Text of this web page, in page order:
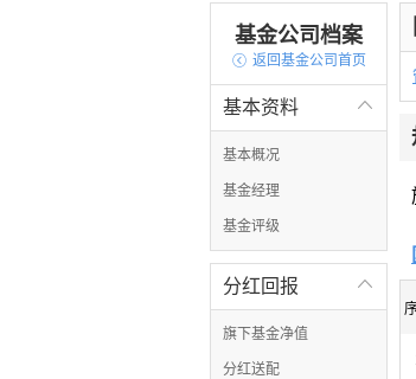
基金公司档案
 返回基金公司首页

基本资料
基本概况
基金经理
基金评级

分红回报
旗下基金净值
分红送配